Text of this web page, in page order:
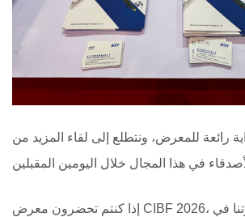
رائعة للمعرض، ونتطلع إلى لقاء المزيد من
إذا كنتم تحضرون معرض CIBF 2026، فمرحباً بكم لزيارتنا في